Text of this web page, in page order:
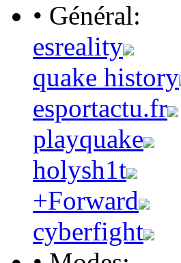
• Général:
esreality
quake history
esportactu.fr
playquake
holysh1t
+Forward
cyberfight